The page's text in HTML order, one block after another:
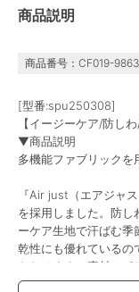
商品説明
商品番号：CF019-
[型番:spu250308]
【イージーケア/防し
▼商品説明
多機能ファブリックを
『Air just（エアジャ
を採用しました。防し
ーケア生地で汗ばむ季
乾性にも優れているの
ただけます。素材はポ
兼ね備えた、アクティ